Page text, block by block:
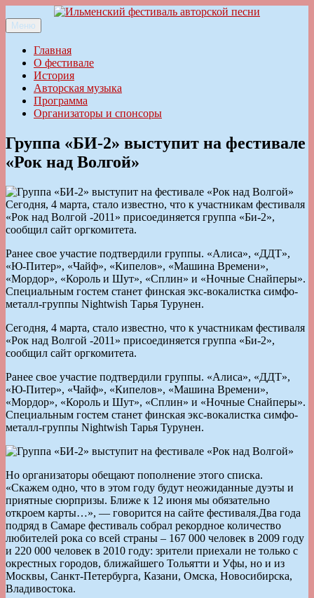
к
содержимому
Ильменский фестиваль авторской песни
Меню
Главная
О фестивале
История
Авторская музыка
Программа
Организаторы и спонсоры
Группа «БИ-2» выступит на фестивале
«Рок над Волгой»
Сегодня, 4 марта, стало известно, что к участникам фестиваля
«Рок над Волгой -2011» присоединяется группа «Би-2»,
сообщил сайт оргкомитета.
Ранее свое участие подтвердили группы. «Алиса», «ДДТ»,
«Ю-Питер», «Чайф», «Кипелов», «Машина Времени»,
«Мордор», «Король и Шут», «Сплин» и «Ночные Снайперы».
Специальным гостем станет финская экс-вокалистка симфо-
металл-группы Nightwish Тарья Турунен.
Сегодня, 4 марта, стало известно, что к участникам фестиваля
«Рок над Волгой -2011» присоединяется группа «Би-2»,
сообщил сайт оргкомитета.
Ранее свое участие подтвердили группы. «Алиса», «ДДТ»,
«Ю-Питер», «Чайф», «Кипелов», «Машина Времени»,
«Мордор», «Король и Шут», «Сплин» и «Ночные Снайперы».
Специальным гостем станет финская экс-вокалистка симфо-
металл-группы Nightwish Тарья Турунен.
Но организаторы обещают пополнение этого списка.
«Скажем одно, что в этом году будут неожиданные дуэты и
приятные сюрпризы. Ближе к 12 июня мы обязательно
откроем карты…», — говорится на сайте фестиваля.Два года
подряд в Самаре фестиваль собрал рекордное количество
любителей рока со всей страны – 167 000 человек в 2009 году
и 220 000 человек в 2010 году: зрители приехали не только с
окрестных городов, ближайшего Тольятти и Уфы, но и из
Москвы, Санкт-Петербурга, Казани, Омска, Новосибирска,
Владивостока.